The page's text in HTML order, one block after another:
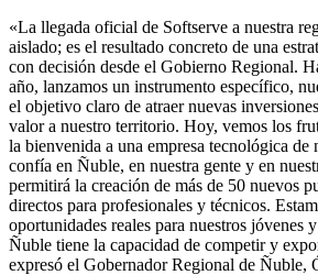
«La llegada oficial de Softserve a nuestra
aislado; es el resultado concreto de una
con decisión desde el Gobierno Regional.
año, lanzamos un instrumento específico,
el objetivo claro de atraer nuevas
valor a nuestro territorio. Hoy, vemos los
la bienvenida a una empresa tecnológica
confía en Ñuble, en nuestra gente y en
permitirá la creación de más de 50 nuevos
directos para profesionales y técnicos.
oportunidades reales para nuestros jóvenes
Ñuble tiene la capacidad de competir y
expresó el Gobernador Regional de Ñuble,